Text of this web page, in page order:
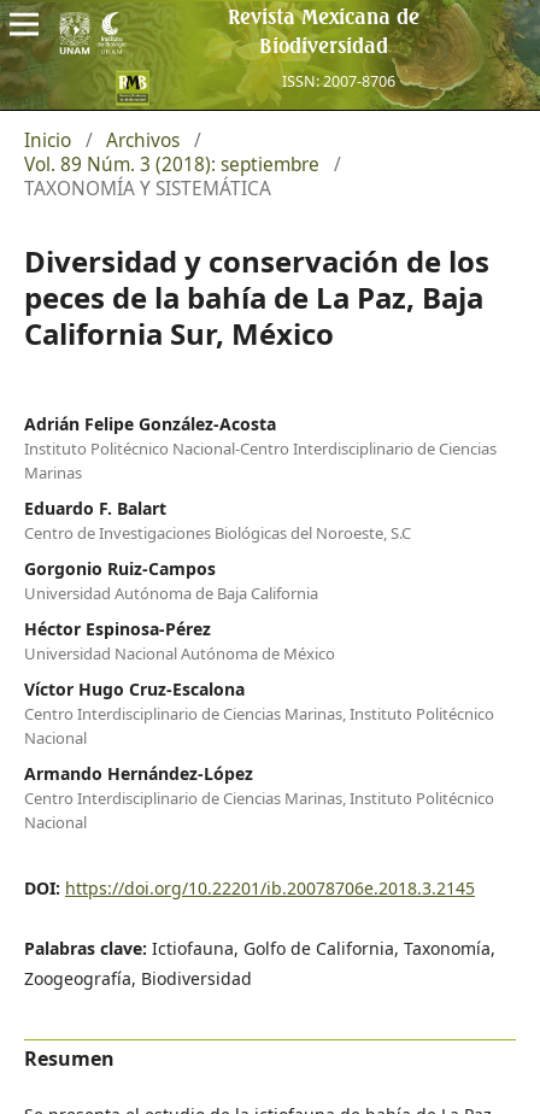
Revista Mexicana de
Biodiversidad
ISSN: 2007-8706
Inicio / Archivos /
Vol. 89 Núm. 3 (2018): septiembre
/
TAXONOMÍA Y SISTEMÁTICA
Diversidad y conservación de los
peces de la bahía de La Paz, Baja
California Sur, México
Adrián Felipe González-Acosta
Instituto Politécnico Nacional-Centro Interdisciplinario de Ciencias
Marinas
Eduardo F. Balart
Centro de Investigaciones Biológicas del Noroeste, S.C
Gorgonio Ruiz-Campos
Universidad Autónoma de Baja California
Héctor Espinosa-Pérez
Universidad Nacional Autónoma de México
Víctor Hugo Cruz-Escalona
Centro Interdisciplinario de Ciencias Marinas, Instituto Politécnico
Nacional
Armando Hernández-López
Centro Interdisciplinario de Ciencias Marinas, Instituto Politécnico
Nacional
DOI: https://doi.org/10.22201/ib.20078706e.2018.3.2145
Palabras clave: Ictiofauna, Golfo de California, Taxonomía,
Zoogeografía, Biodiversidad
Resumen